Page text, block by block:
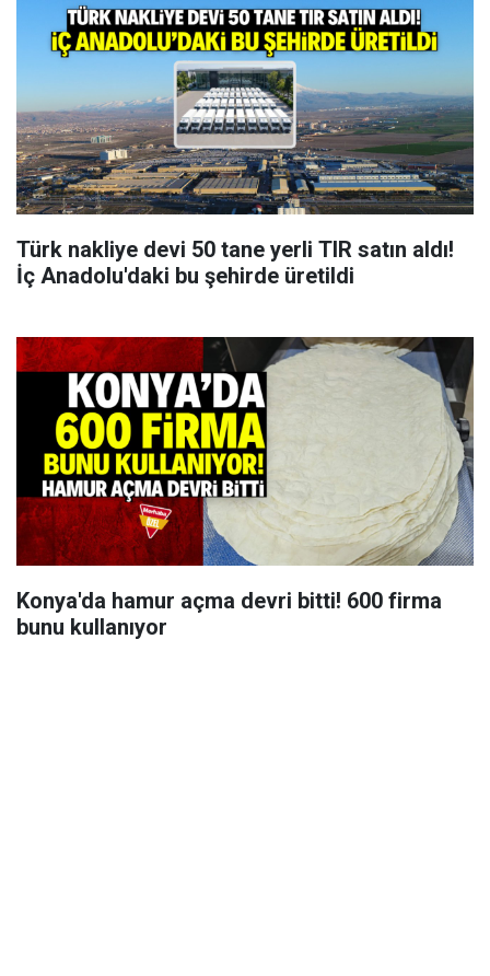
Türk nakliye devi 50 tane yerli TIR satın aldı!
İç Anadolu'daki bu şehirde üretildi
Konya'da hamur açma devri bitti! 600 firma
bunu kullanıyor